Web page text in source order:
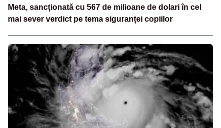
Meta, sancționată cu 567 de milioane de dolari în cel
mai sever verdict pe tema siguranței copiilor